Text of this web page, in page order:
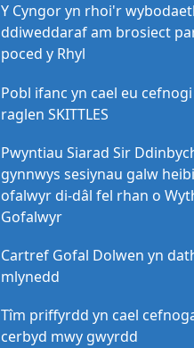
Y Cyngor yn rhoi'r
ddiweddaraf am brosiect
poced y Rhyl
Pobl ifanc yn cael eu
raglen SKITTLES
Pwyntiau Siarad Sir
gynnwys sesiynau galw
ofalwyr di-dâl fel rhan o
Gofalwyr
Cartref Gofal Dolwen yn
mlynedd
Tîm priffyrdd yn cael
cerbyd mwy gwyrdd